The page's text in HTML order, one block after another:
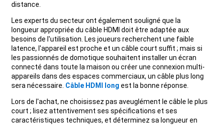
distance.
Les experts du secteur ont également souligné que la
longueur appropriée du câble HDMI doit être adaptée aux
besoins de l'utilisation. Les joueurs recherchent une faible
latence, l'appareil est proche et un câble court suffit ; mais si
les passionnés de domotique souhaitent installer un écran
connecté dans toute la maison ou créer une connexion multi-
appareils dans des espaces commerciaux, un câble plus long
sera nécessaire. Câble HDMI long est la bonne réponse.
Lors de l'achat, ne choisissez pas aveuglément le câble le plus
court ; lisez attentivement ses spécifications et ses
caractéristiques techniques, et déterminez sa longueur en